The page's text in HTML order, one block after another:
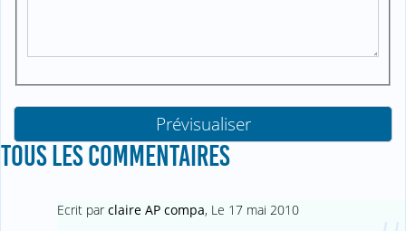
TOUS LES COMMENTAIRES
Ecrit par claire AP compa, Le 17 mai 2010